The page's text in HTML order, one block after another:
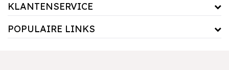
KLANTENSERVICE
POPULAIRE LINKS